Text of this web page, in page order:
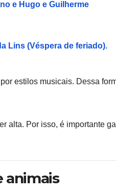
e Hugo e Guilherme
Lins (Véspera de feriado).
estilos musicais. Dessa
alta. Por isso, é importante
animais